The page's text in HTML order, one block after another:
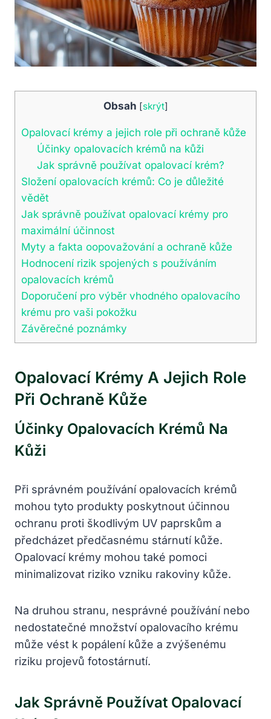
Obsah [skrýt]
Opalovací krémy a jejich role při ochraně kůže
Účinky opalovacích krémů na kůži
Jak správně používat opalovací krém?
Složení opalovacích krémů: Co je důležité
vědět
Jak správně používat opalovací krémy pro
maximální účinnost
Myty a fakta oopovažování a ochraně kůže
Hodnocení rizik spojených s používáním
opalovacích krémů
Doporučení pro výběr vhodného opalovacího
krému pro vaši pokožku
Závěrečné poznámky
Opalovací Krémy A Jejich Role
Při Ochraně Kůže
Účinky Opalovacích Krémů Na
Kůži
Při správném používání opalovacích krémů
mohou tyto produkty poskytnout účinnou
ochranu proti škodlivým UV paprskům a
předcházet předčasnému stárnutí kůže.
Opalovací krémy mohou také pomoci
minimalizovat riziko vzniku rakoviny kůže.
Na druhou stranu, nesprávné používání nebo
nedostatečné množství opalovacího krému
může vést k popálení kůže a zvýšenému
riziku projevů fotostárnutí.
Jak Správně Používat Opalovací